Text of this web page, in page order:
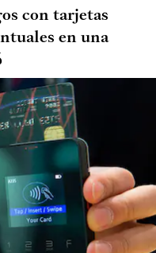
con tarjetas
en una